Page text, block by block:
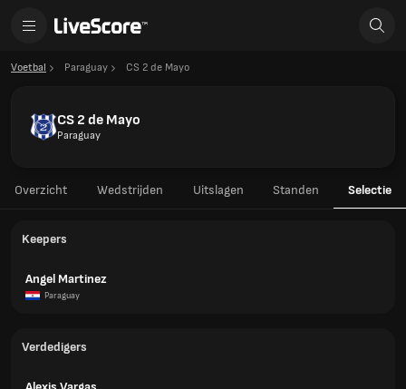
Voetbal Paraguay CS 2 de Mayo
CS 2 de Mayo
Paraguay
Overzicht Wedstrijden Uitslagen Standen Selectie
Keepers
Angel Martinez
Paraguay
Verdedigers